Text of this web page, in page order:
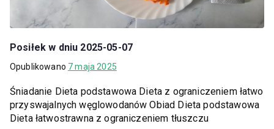
Posiłek w dniu 2025-05-07
Opublikowano 7 maja 2025
Śniadanie Dieta podstawowa Dieta z ograniczeniem łatwo
przyswajalnych węglowodanów Obiad Dieta podstawowa
Dieta łatwostrawna z ograniczeniem tłuszczu